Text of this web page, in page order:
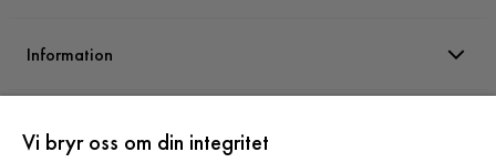
Information
Vi bryr oss om din integritet